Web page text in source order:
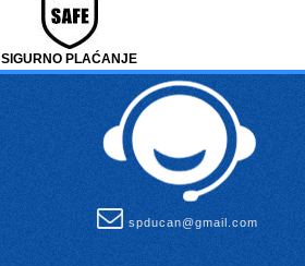
SIGURNO PLAĆANJE
spducan@gmail.com